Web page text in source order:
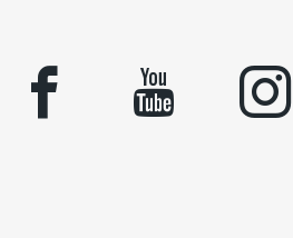
facebook youtube instagram